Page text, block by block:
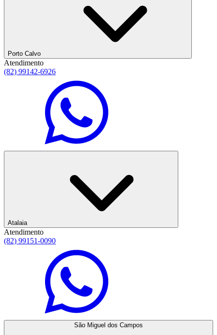
Porto Calvo
Atendimento
(82) 99142-6926
Atalaia
Atendimento
(82) 99151-0090
São Miguel dos Campos